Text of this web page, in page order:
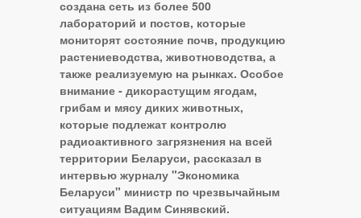
создана сеть из более 500
лабораторий и постов, которые
мониторят состояние почв, продукцию
растениеводства, животноводства, а
также реализуемую на рынках. Особое
внимание - дикорастущим ягодам,
грибам и мясу диких животных,
которые подлежат контролю
радиоактивного загрязнения на всей
территории Беларуси, рассказал в
интервью журналу "Экономика
Беларуси" министр по чрезвычайным
ситуациям Вадим Синявский.